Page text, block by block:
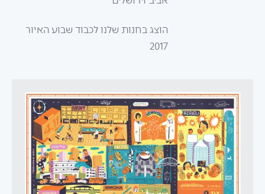
הוצג בחנות שלנו לכבוד שבוע האיור
2017